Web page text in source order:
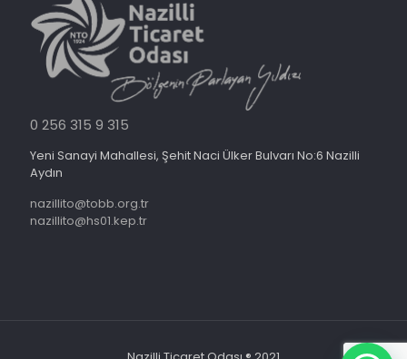
0 256 315 9 315
Yeni Sanayi Mahallesi, Şehit Naci Ülker Bulvarı No:6 Nazilli
Aydın
nazillito@tobb.org.tr
nazillito@hs01.kep.tr